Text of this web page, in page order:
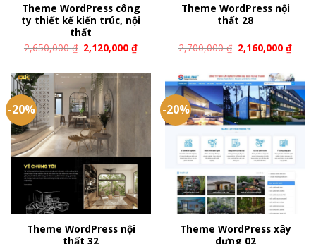
Theme WordPress công
ty thiết kế kiến trúc, nội
thất
2,650,000₫ 2,120,000₫
Theme WordPress nội
thất 28
2,700,000₫ 2,160,000₫
-20%
Theme WordPress nội
thất 32
-20%
Theme WordPress xây
dựng 02